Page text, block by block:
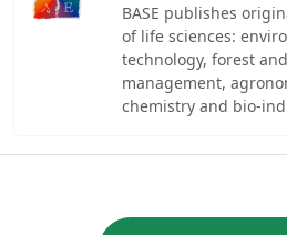
BASE publishes
of life sciences:
technology, forest
management,
chemistry and bio-